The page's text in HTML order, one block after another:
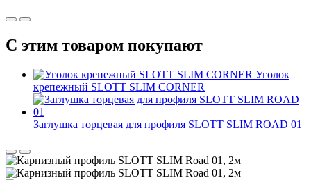
С этим товаром покупают
Уголок
крепежный SLOTT SLIM CORNER
Заглушка торцевая для профиля SLOTT SLIM ROAD 01